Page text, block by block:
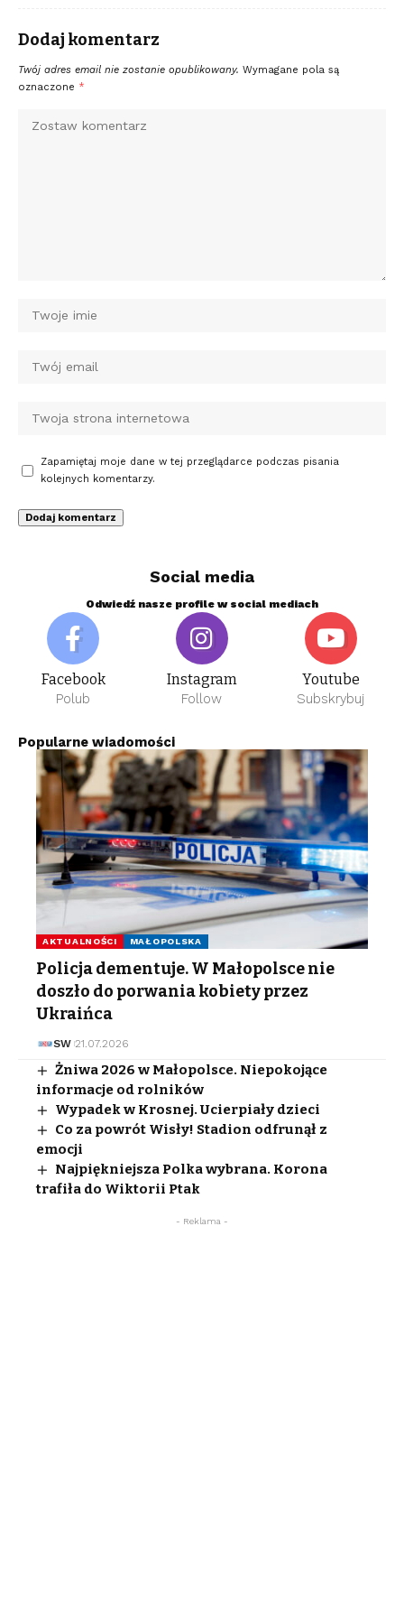
Dodaj komentarz
Twój adres email nie zostanie opublikowany. Wymagane pola są
oznaczone *
Zapamiętaj moje dane w tej przeglądarce podczas pisania
kolejnych komentarzy.
Social media
Odwiedź nasze profile w social mediach
Facebook
Polub
Instagram
Follow
Youtube
Subskrybuj
Popularne wiadomości
AKTUALNOŚCI MAŁOPOLSKA
Policja dementuje. W Małopolsce nie
doszło do porwania kobiety przez
Ukraińca
SW 21.07.2026
Żniwa 2026 w Małopolsce. Niepokojące
informacje od rolników
Wypadek w Krosnej. Ucierpiały dzieci
Co za powrót Wisły! Stadion odfrunął z
emocji
Najpiękniejsza Polka wybrana. Korona
trafiła do Wiktorii Ptak
- Reklama -